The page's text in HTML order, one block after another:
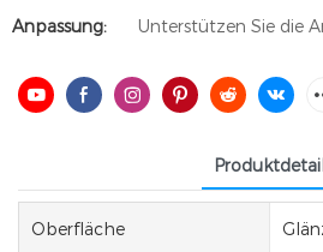
Anpassung:
Unterstützen Sie die
Oberfläche